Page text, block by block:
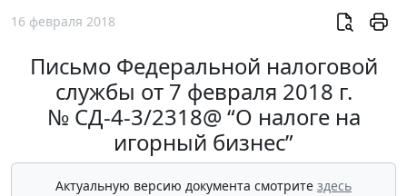
16 февраля 2018
Письмо Федеральной налоговой
службы от 7 февраля 2018 г.
№ СД-4-3/2318@ “О налоге на
игорный бизнес”
Актуальную версию документа смотрите здесь